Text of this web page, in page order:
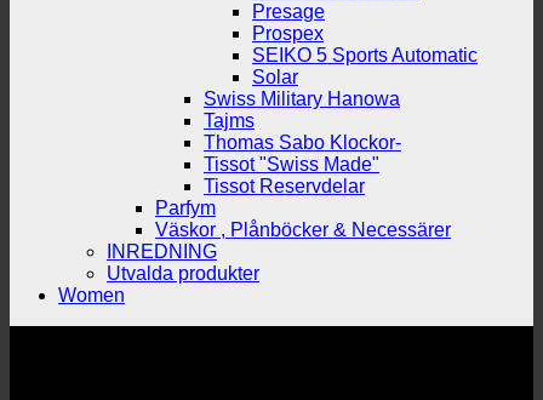
Presage
Prospex
SEIKO 5 Sports Automatic
Solar
Swiss Military Hanowa
Tajms
Thomas Sabo Klockor-
Tissot "Swiss Made"
Tissot Reservdelar
Parfym
Väskor , Plånböcker & Necessärer
INREDNING
Utvalda produkter
Women